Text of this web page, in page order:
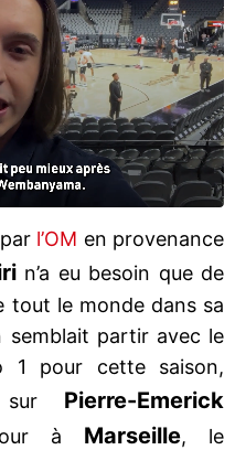
l’OM en provenance
n’a eu besoin que de
tout le monde dans sa
semblait partir avec le
1 pour cette saison,
sur Pierre-Emerick
à Marseille, le